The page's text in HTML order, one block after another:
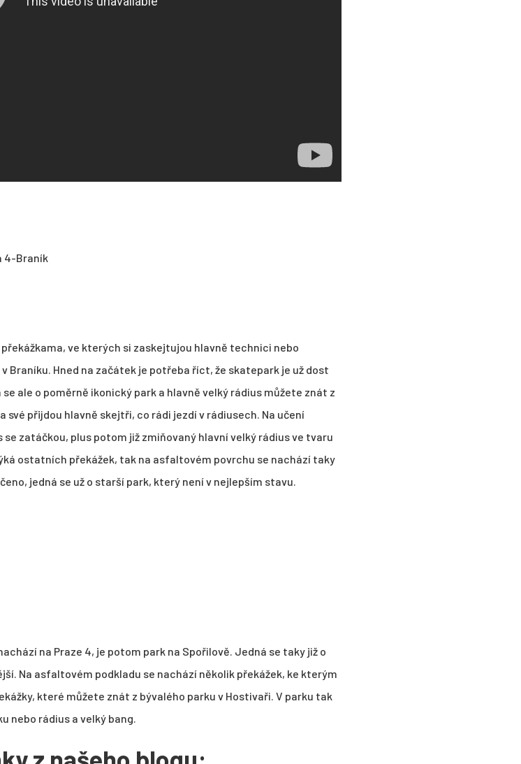
4-Braník
ve kterých si zaskejtujou hlavně technici nebo
Braníku. Hned na začátek je potřeba říct, že skatepark je už dost
ale o poměrně ikonický park a hlavně velký rádius můžete znát z
své přijdou hlavně skejtři, co rádi jezdí v rádiusech. Na učení
zatáčkou, plus potom již zmiňovaný hlavní velký rádius ve tvaru
ostatních překážek, tak na asfaltovém povrchu se nachází taky
jedná se už o starší park, který není v nejlepším stavu.
na Praze 4, je potom park na Spořilově. Jedná se taky již o
Na asfaltovém podkladu se nachází několik překážek, ke kterým
které můžete znát z bývalého parku v Hostivaři. V parku tak
nebo rádius a velký bang.